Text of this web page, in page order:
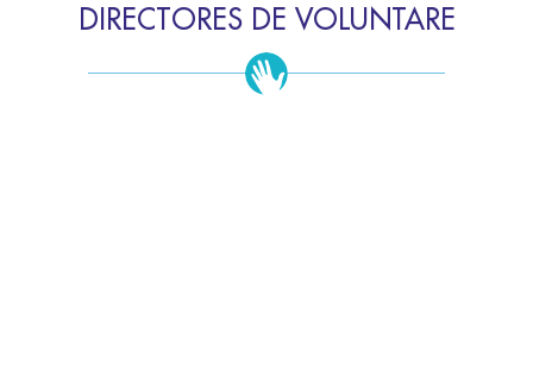
DIRECTORES DE VOLUNTARE